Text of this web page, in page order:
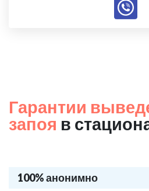
Гарантии
запоя в
100% анонимно